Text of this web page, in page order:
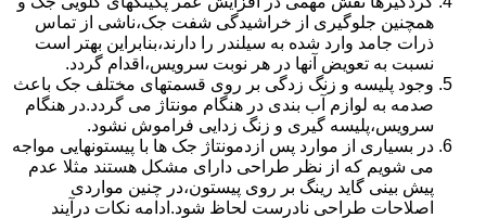
همچنین جلوگیری از خراشیدگی شفت جک،ناشی از تماس
ذرات جامد وارد شده به سیلندر را دارند،بنابراین بهتر است
نسبت به تعویض آنها در هر نوبت سرویس،اقدام گردد.
وجود پلیسه و زنگ زدگی بر روی قسمتهای مختلف جک باعث
صدمه به لوازم آب بندی در هنگام مونتاژ می گردد.در هنگام
سرویس،پلیسه گیری و زنگ زدایی فراموش نشود.
در بسیاری از موارد پس ازدمونتاژ جک ها با پیستونهایی مواجه
می شویم که از نظر طراحی دارای مشکل هستند مثلا عدم
پیش بینی گاید رینگ بر روی پیستون،در چنین مواردی
اصلاحات طراحی نادرست لحاظ شود.ادامه نکات درآیند